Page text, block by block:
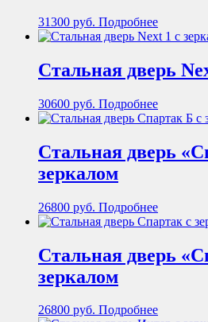
31300 руб. Подробнее
Стальная дверь
30600 руб. Подробнее
Стальная дверь
зеркалом
26800 руб. Подробнее
Стальная дверь
зеркалом
26800 руб. Подробнее